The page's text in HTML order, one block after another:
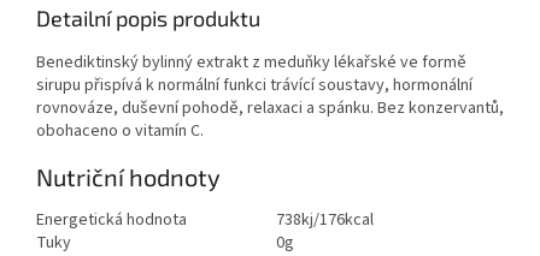
Detailní popis produktu
Benediktinský bylinný extrakt z meduňky lékařské ve formě
sirupu přispívá k normální funkci trávící soustavy, hormonální
rovnováze, duševní pohodě, relaxaci a spánku. Bez konzervantů,
obohaceno o vitamín C.
Nutriční hodnoty
Energetická hodnota
738kj/176kcal
Tuky
0g